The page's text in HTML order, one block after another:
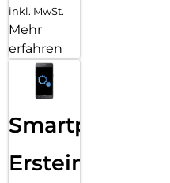
inkl. MwSt.
Mehr
erfahren
Smartphone
Ersteinrichtung